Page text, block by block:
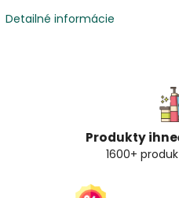
Detailné informácie
Produkty
1600+